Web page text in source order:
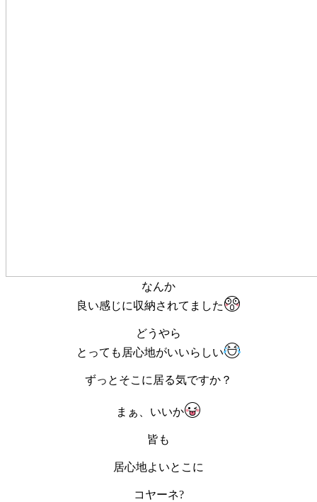
なんか
良い感じに収納されてました
どうやら
とっても居心地がいいらしい
ずっとそこに居る気ですか？
まぁ、いいか
皆も
居心地よいとこに
コヤーネ?